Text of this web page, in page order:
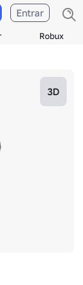
Robux
Entrar
3D